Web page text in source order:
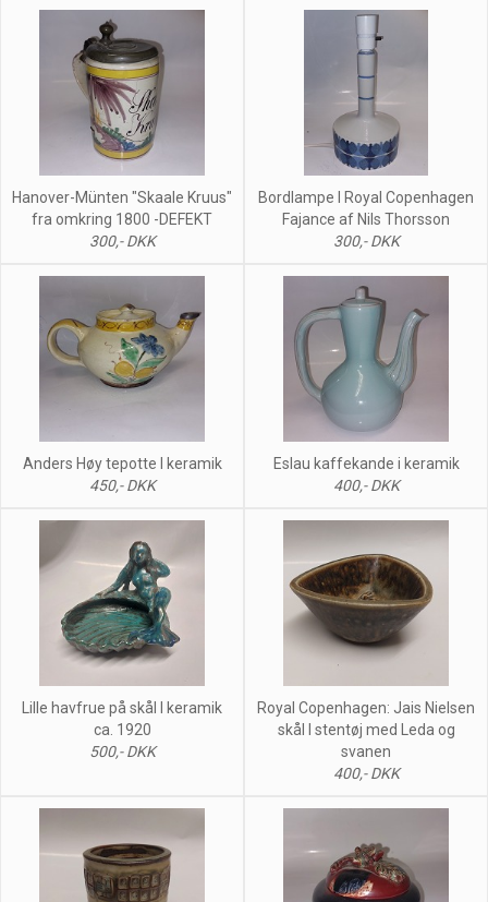
Hanover-Münten "Skaale Kruus"
fra omkring 1800 -DEFEKT
300,- DKK
Bordlampe I Royal Copenhagen
Fajance af Nils Thorsson
300,- DKK
Anders Høy tepotte I keramik
450,- DKK
Eslau kaffekande i keramik
400,- DKK
Lille havfrue på skål I keramik
ca. 1920
500,- DKK
Royal Copenhagen: Jais Nielsen
skål I stentøj med Leda og
svanen
400,- DKK